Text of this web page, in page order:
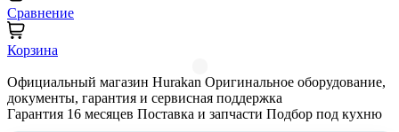
Сравнение
Корзина
Официальный магазин Hurakan Оригинальное оборудование,
документы, гарантия и сервисная поддержка
Гарантия 16 месяцев Поставка и запчасти Подбор под кухню